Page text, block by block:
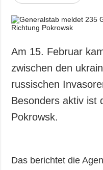
Am 15. Februar
zwischen den
russischen
Besonders aktiv ist
Pokrowsk.
Das berichtet die